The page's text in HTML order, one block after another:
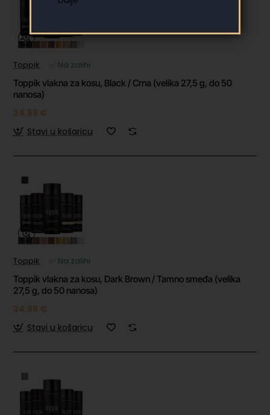
Toppik
✅ Na zalihi
Toppik vlakna za kosu, Black / Crna (velika 27,5 g, do 50
nanosa)
24.89 €
Stavi u košaricu
Toppik
✅ Na zalihi
Toppik vlakna za kosu, Dark Brown / Tamno smeđa (velika
27,5 g, do 50 nanosa)
24.89 €
Stavi u košaricu